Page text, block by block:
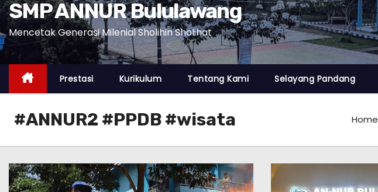
SMP ANNUR Bululawang
Mencetak Generasi Milenial Sholihin Sholihat
Prestasi Kurikulum Tentang Kami Selayang Pandang
#ANNUR2 #PPDB #wisata Home